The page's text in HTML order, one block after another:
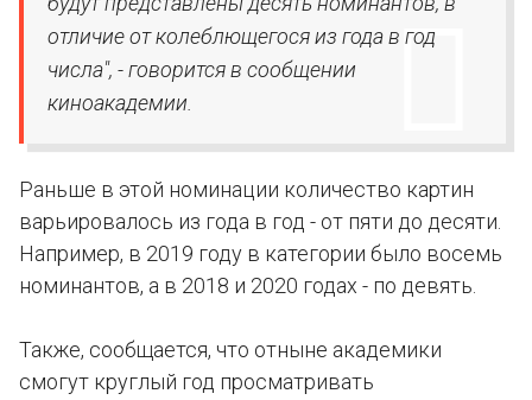
отличие от колеблющегося из года в год
числа", - говорится в сообщении
киноакадемии.
Раньше в этой номинации количество картин
варьировалось из года в год - от пяти до десяти.
Например, в 2019 году в категории было восемь
номинантов, а в 2018 и 2020 годах - по девять.
Также, сообщается, что отныне академики
смогут круглый год просматривать